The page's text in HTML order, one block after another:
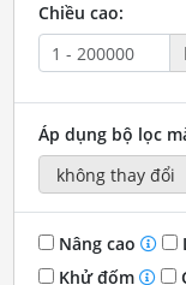
Chiều cao:
Áp dụng bộ lọc
Nâng cao
Khử đốm